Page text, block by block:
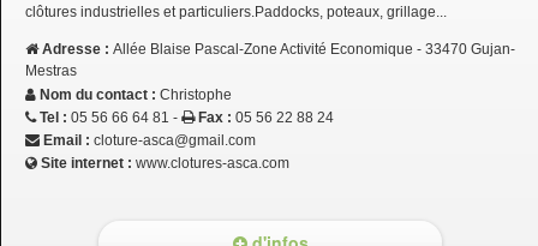
clôtures industrielles et particuliers.Paddocks, poteaux, grillage...
Adresse : Allée Blaise Pascal-Zone Activité Economique - 33470 Gujan-
Mestras
Nom du contact : Christophe
Tel : 05 56 66 64 81 - Fax : 05 56 22 88 24
Email : cloture-asca@gmail.com
Site internet : www.clotures-asca.com